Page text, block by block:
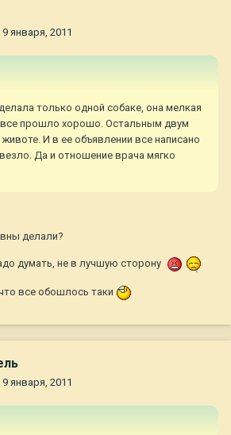
9 января, 2011
только одной собаке, она мелкая
все прошло хорошо. Остальным двум
И в ее объявлении все написано
Да и отношение врача мягко
делали?
думать, не в лучшую сторону
все обошлось таки
9 января, 2011